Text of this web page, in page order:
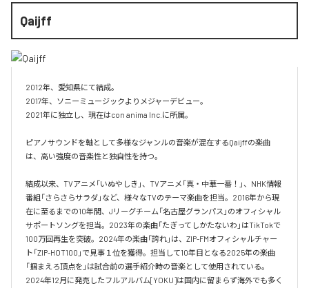
Qaijff
2012年、愛知県にて結成。
2017年、ソニーミュージックよりメジャーデビュー。
2021年に独立し、現在はcon anima Inc.に所属。
ピアノサウンドを軸として多様なジャンルの音楽が混在するQaijffの楽曲
は、高い強度の音楽性と独自性を持つ。
結成以来、TVアニメ「いぬやしき」、TVアニメ「真・中華一番！」、NHK情報
番組「さらさらサラダ」など、様々なTVのテーマ楽曲を担当。2016年から現
在に至るまでの10年間、Jリーグチーム「名古屋グランパス」のオフィシャル
サポートソングを担当。2023年の楽曲「たぎってしかたないわ」はTikTokで
100万回再生を突破。2024年の楽曲「誇れ」は、ZIP-FMオフィシャルチャー
ト「ZIP-HOT100」で見事１位を獲得。担当して10年目となる2025年の楽曲
「掴まえろ頂点を」は試合前の選手紹介時の音楽として使用されている。
2024年12月に発売したフルアルバム[YOKU]は国内に留まらず海外でも多く